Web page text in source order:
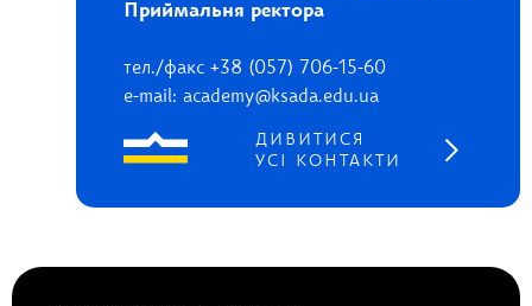
Приймальня ректора
тел./факс +38 (057) 706-15-60
e-mail: academy@ksada.edu.ua
ДИВИТИСЯ
УСІ КОНТАКТИ